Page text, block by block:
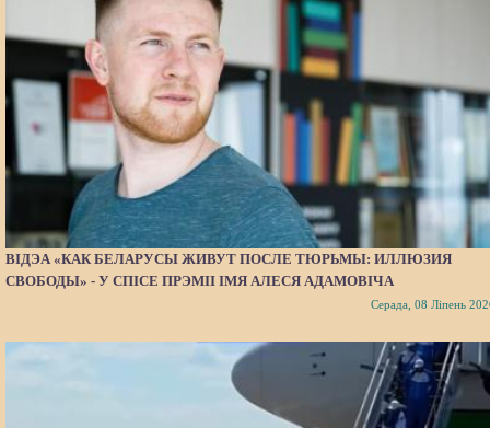
ВІДЭА «КАК БЕЛАРУСЫ ЖИВУТ ПОСЛЕ ТЮРЬМЫ: ИЛЛЮЗИЯ
СВОБОДЫ» - У СПІСЕ ПРЭМІІ ІМЯ АЛЕСЯ АДАМОВІЧА
Серада, 08 Ліпень